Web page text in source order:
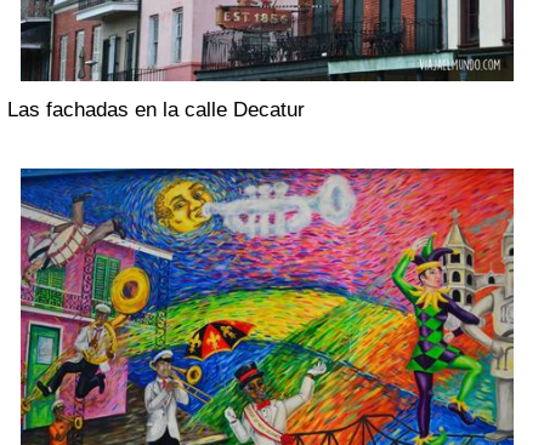
Las fachadas en la calle Decatur